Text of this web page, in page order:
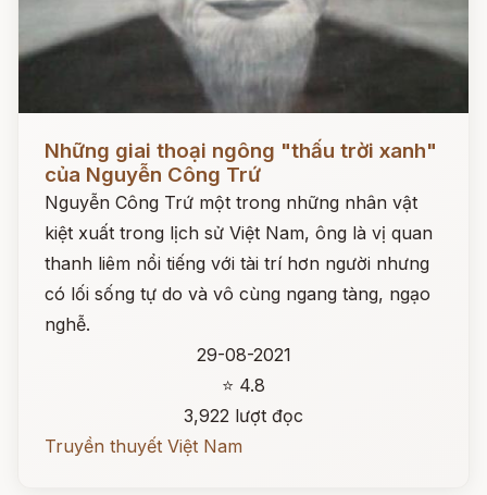
Những giai thoại ngông "thấu trời xanh"
của Nguyễn Công Trứ
Nguyễn Công Trứ một trong những nhân vật
kiệt xuất trong lịch sử Việt Nam, ông là vị quan
thanh liêm nổi tiếng với tài trí hơn người nhưng
có lối sống tự do và vô cùng ngang tàng, ngạo
nghễ.
29-08-2021
⭐ 4.8
3,922 lượt đọc
Truyền thuyết Việt Nam